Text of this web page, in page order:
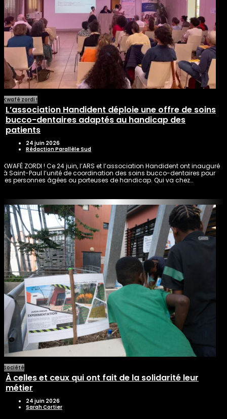
Kwafé zordi !
L’association Handident déploie une offre de soins
bucco-dentaires adaptés au handicap des
patients
24 juin 2026
Rédaction Parallèle Sud
KWAFÉ ZORDI ! Ce 24 juin, l’ARS et l’association Handident ont inauguré
à Saint-Paul l’unité de coordination des soins bucco-dentaires pour
les personnes âgées ou porteuses de handicap. Qui va chez…
Société
À celles et ceux qui ont fait de la solidarité leur
métier
24 juin 2026
Sarah Cortier